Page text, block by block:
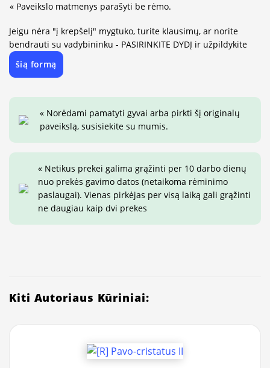
« Paveikslo matmenys parašyti be rėmo.
Jeigu nėra "į krepšelį" mygtuko, turite klausimų, ar norite
bendrauti su vadybininku - PASIRINKITE DYDĮ ir užpildykite
šią formą
« Norėdami pamatyti gyvai arba pirkti šį originalų
paveikslą, susisiekite su mumis.
« Netikus prekei galima grąžinti per 10 darbo dienų
nuo prekės gavimo datos (netaikoma rėminimo
paslaugai). Vienas pirkėjas per visą laiką gali grąžinti
ne daugiau kaip dvi prekes
Kiti Autoriaus Kūriniai: